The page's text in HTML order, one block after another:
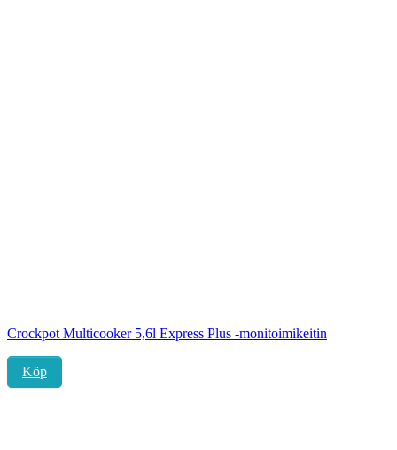
Crockpot Multicooker 5,6l Express Plus -monitoimikeitin
Köp